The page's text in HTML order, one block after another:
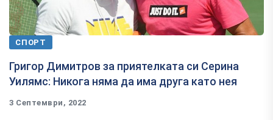
СПОРТ
Григор Димитров за приятелката си Серина
Уилямс: Никога няма да има друга като нея
3 Септември, 2022